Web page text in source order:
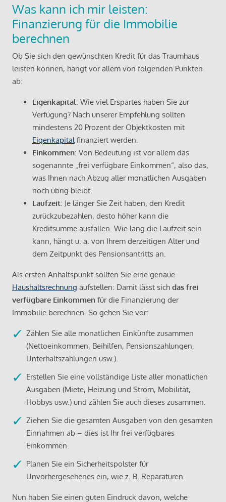
Was kann ich mir leisten:
Finanzierung für die Immobilie
berechnen
Ob Sie sich den gewünschten Kredit für das Traumhaus
leisten können, hängt vor allem von folgenden Punkten
ab:
Eigenkapital: Wie viel Erspartes haben Sie zur
Verfügung? Nach unserer Empfehlung sollten
mindestens 20 Prozent der Objektkosten mit
Eigenkapital finanziert werden.
Einkommen: Von Bedeutung ist vor allem das
sogenannte „frei verfügbare Einkommen“, also das,
was Ihnen nach Abzug aller monatlichen Ausgaben
noch übrig bleibt.
Laufzeit: Je länger Sie Zeit haben, den Kredit
zurückzubezahlen, desto höher kann die
Kreditsumme ausfallen. Wie lang die Laufzeit sein
kann, hängt u. a. von Ihrem derzeitigen Alter und
dem Zeitpunkt des Pensionsantritts an.
Als ersten Anhaltspunkt sollten Sie eine genaue
Haushaltsrechnung aufstellen: Damit lässt sich das frei
verfügbare Einkommen für die Finanzierung der
Immobilie berechnen. So gehen Sie vor:
Zählen Sie alle monatlichen Einkünfte zusammen
(Nettoeinkommen, Beihilfen, Pensionszahlungen,
Unterhaltszahlungen usw.).
Erstellen Sie eine vollständige Liste aller monatlichen
Ausgaben (Miete, Heizung und Strom, Mobilität,
Hobbys usw.) und zählen Sie auch dieses zusammen.
Ziehen Sie die gesamten Ausgaben von den gesamten
Einnahmen ab – dies ist Ihr frei verfügbares
Einkommen.
Planen Sie ein Sicherheitspolster für
Unvorhergesehenes ein, wie z. B. Reparaturen.
Nun haben Sie einen guten Eindruck davon, welche